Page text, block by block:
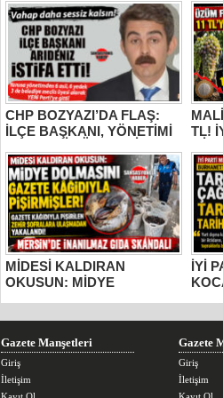
CHP BOZYAZI’DA FLAŞ:
İLÇE BAŞKANI, YÖNETİMİ
PARTİDEN AYRILDI, YENİ
PARTİ’YE GİTTİ!
TL!
MİDESİ KALDIRAN
OKUSUN: MİDYE
MERSİN’DE İNANILMAZ
İYİ
Gazete Manşetleri
Giriş
İletişim
Gazete
Giriş
İletişim